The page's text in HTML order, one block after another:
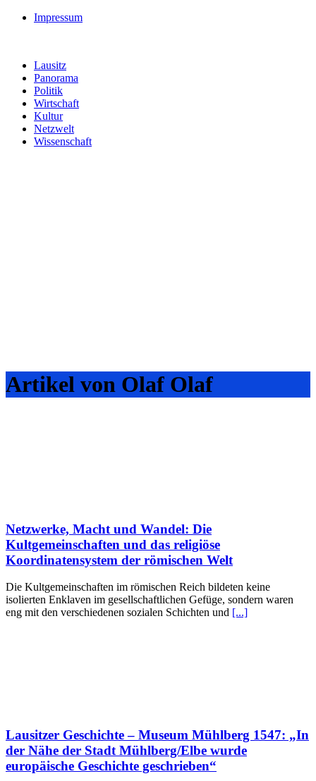
Impressum
Lausitz
Panorama
Politik
Wirtschaft
Kultur
Netzwelt
Wissenschaft
Artikel von Olaf Olaf
Netzwerke, Macht und Wandel: Die
Kultgemeinschaften und das religiöse
Koordinatensystem der römischen Welt
Die Kultgemeinschaften im römischen Reich bildeten keine
isolierten Enklaven im gesellschaftlichen Gefüge, sondern waren
eng mit den verschiedenen sozialen Schichten und [...]
Lausitzer Geschichte – Museum Mühlberg 1547: „In
der Nähe der Stadt Mühlberg/Elbe wurde
europäische Geschichte geschrieben“